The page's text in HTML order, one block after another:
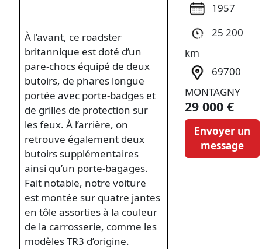
À l’avant, ce roadster
britannique est doté d’un
pare-chocs équipé de deux
butoirs, de phares longue
portée avec porte-badges et
de grilles de protection sur
les feux. À l’arrière, on
retrouve également deux
butoirs supplémentaires
ainsi qu’un porte-bagages.
Fait notable, notre voiture
est montée sur quatre jantes
en tôle assorties à la couleur
de la carrosserie, comme les
modèles TR3 d’origine.
1957
25 200
km
69700
MONTAGNY
29 000 €
Envoyer un
message